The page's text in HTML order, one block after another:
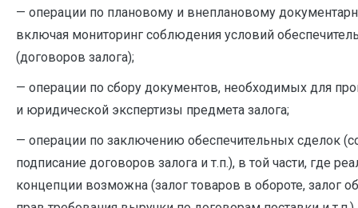
— операции по плановому и внеплановому
включая мониторинг соблюдения условий
(договоров залога);
— операции по сбору документов, необходимых для
и юридической экспертизы предмета залога;
— операции по заключению обеспечительных сделок
подписание договоров залога и т.п.), в той части, где
концепции возможна (залог товаров в обороте, залог